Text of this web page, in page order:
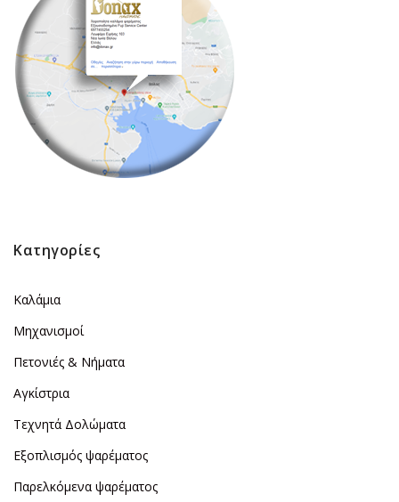
Κατηγορίες
Καλάμια
Μηχανισμοί
Πετονιές & Νήματα
Αγκίστρια
Τεχνητά Δολώματα
Εξοπλισμός ψαρέματος
Παρελκόμενα ψαρέματος